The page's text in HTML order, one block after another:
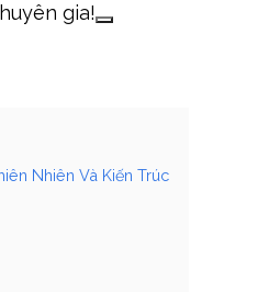
gia!
Nhiên Và Kiến Trúc